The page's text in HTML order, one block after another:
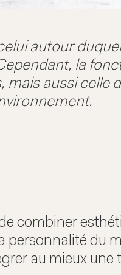
autour
la
aussi celle
combiner
personnalité du
au mieux une